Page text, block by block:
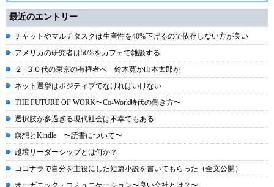
最近のエントリー
チャットやマルチタスクは生産性を40%下げるので依存しない方が良い
アメリカの研究者は50%をカフェで雑談する
２−３０代の東京の有権者へ 鈴木寛か山本太郎か
ネット選挙はポジティブでなければいけない
THE FUTURE OF WORK〜Co-Work時代の働き方〜
選択肢が多過ぎる現代社会は不幸でもある
瞑想とKindle 〜読書について〜
越境リーダーシップとは何か？
ココナラで自分を主役にした短篇小説を書いてもらった（全文公開）